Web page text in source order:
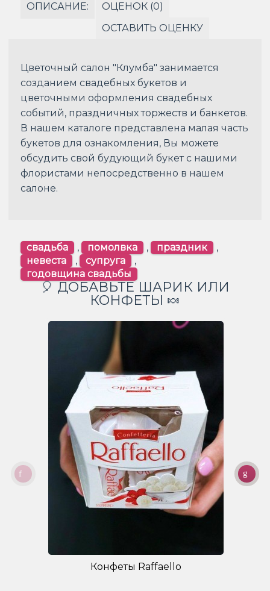
ОПИСАНИЕ:
ОЦЕНОК (0)
ОСТАВИТЬ ОЦЕНКУ
Цветочный салон "Клумба" занимается
созданием свадебных букетов и
цветочными оформления свадебных
событий, праздничных торжеств и банкетов.
В нашем каталоге представлена малая часть
букетов для ознакомления, Вы можете
обсудить свой будующий букет с нашими
флористами непосредственно в нашем
салоне.
свадьба , помолвка , праздник
,
невеста
, супруга
,
годовщина свадьбы
🎈 ДОБАВЬТЕ ШАРИК ИЛИ
КОНФЕТЫ 🍬
Конфеты Raffaello